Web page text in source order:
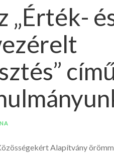
„Érték-
Alapítvány